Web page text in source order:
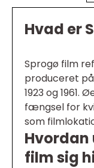
Hvad er
Sprogø film
produceret
1923 og 1961.
fængsel for
som
Hvordan
film sig